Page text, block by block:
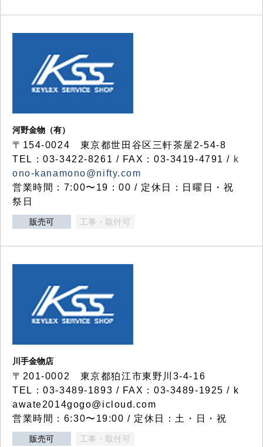
河野金物（有）
〒154-0024 東京都世田谷区三軒茶屋2-54-8
TEL：03-3422-8261 / FAX：03-3419-4791 / k
ono-kanamono@nifty.com
営業時間：7:00〜19：00 / 定休日：日曜日・祝
祭日
販売可 工事・取付可
川手金物店
〒201-0002 東京都狛江市東野川3-4-16
TEL：03-3489-1893 / FAX：03-3489-1925 / k
awate2014gogo@icloud.com
営業時間：6:30〜19:00 / 定休日：土・日・祝
販売可 工事・取付可